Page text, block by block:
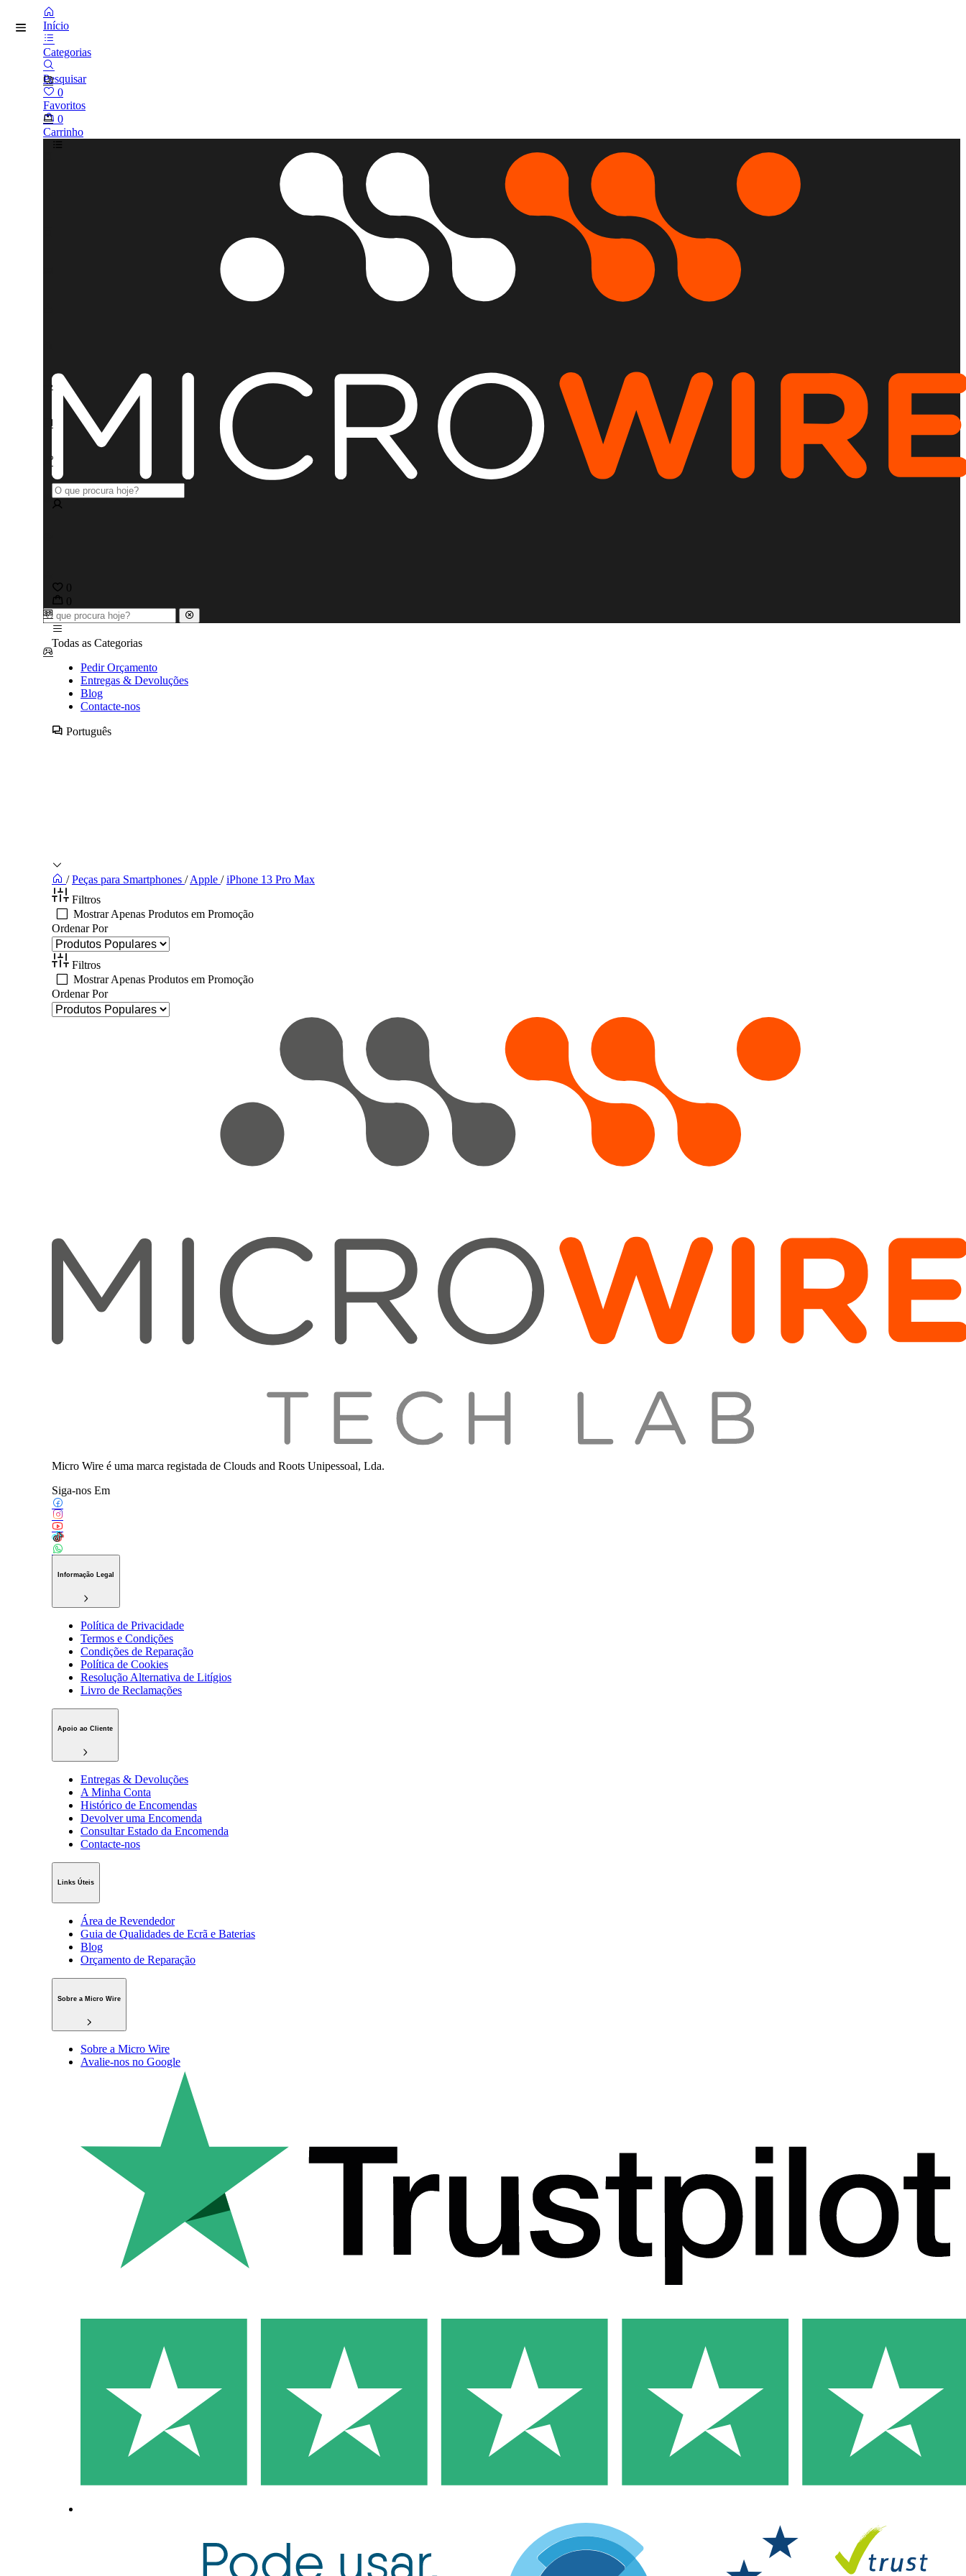
Início
Categorias
Pesquisar
0
Favoritos
0
Carrinho
0
0
Todas as Categorias
Pedir Orçamento
Entregas & Devoluções
Blog
Contacte-nos
Português
/ Peças para Smartphones / Apple / iPhone 13 Pro Max
Filtros
Mostrar Apenas Produtos em Promoção
Ordenar Por
Filtros
Mostrar Apenas Produtos em Promoção
Ordenar Por
Micro Wire é uma marca registada de Clouds and Roots Unipessoal, Lda.
Siga-nos Em
Informação Legal
Política de Privacidade
Termos e Condições
Condições de Reparação
Política de Cookies
Resolução Alternativa de Litígios
Livro de Reclamações
Apoio ao Cliente
Entregas & Devoluções
A Minha Conta
Histórico de Encomendas
Devolver uma Encomenda
Consultar Estado da Encomenda
Contacte-nos
Links Úteis
Área de Revendedor
Guia de Qualidades de Ecrã e Baterias
Blog
Orçamento de Reparação
Sobre a Micro Wire
Sobre a Micro Wire
Avalie-nos no Google